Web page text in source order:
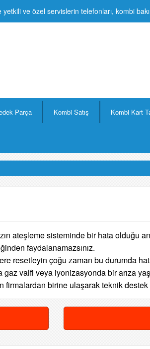
ve özel servislerin telefonları, kombi
Parça Kombi Satış Kombi Kart
ateşleme sisteminde bir hata olduğu
faydalanamazsınız.
resetleyin çoğu zaman bu durumda
valfi veya iyonizasyonda bir arıza
birine ulaşarak teknik destek